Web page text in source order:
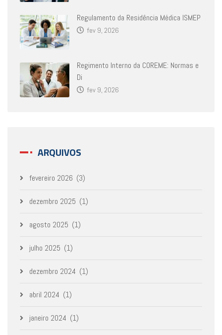
Regulamento da Residência Médica ISMEP
fev 9, 2026
Regimento Interno da COREME: Normas e
Di
fev 9, 2026
ARQUIVOS
fevereiro 2026 (3)
dezembro 2025 (1)
agosto 2025 (1)
julho 2025 (1)
dezembro 2024 (1)
abril 2024 (1)
janeiro 2024 (1)